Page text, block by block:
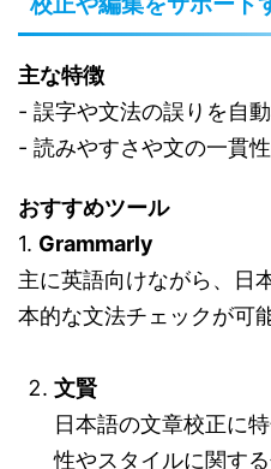
主な特徴
- 誤字や文法の誤りを自
- 読みやすさや文の一貫
おすすめツール
1. Grammarly
主に英語向けながら、日
本的な文法チェックが可
文賢
日本語の文章校正に
性やスタイルに関す